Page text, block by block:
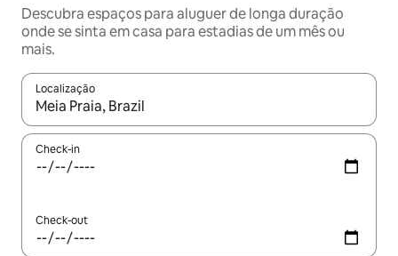
Descubra espaços para aluguer de longa duração
onde se sinta em casa para estadias de um mês ou
mais.
Localização
Quando os resultados estiverem disponíveis, navegue com
Check-in
Check-out